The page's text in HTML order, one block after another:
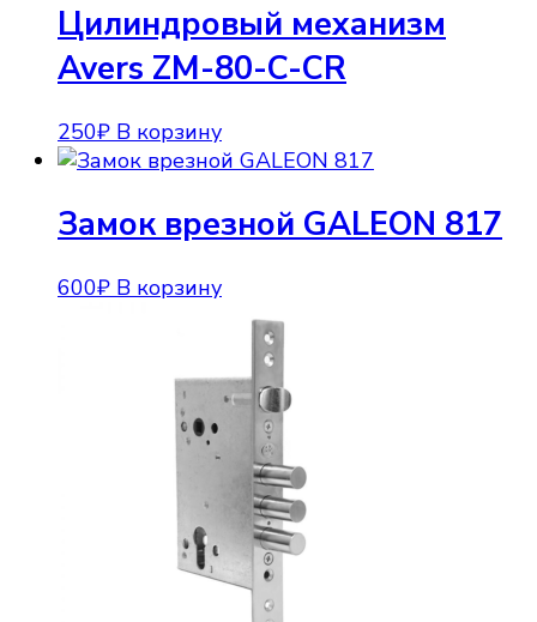
Цилиндровый механизм
Avers ZM-80-C-CR
250₽ В корзину
Замок врезной GALEON 817
600₽ В корзину